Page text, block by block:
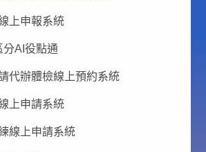
上申報系統
分AI役點通
代辦體檢線上預約系統
上申請系統
線上申請系統